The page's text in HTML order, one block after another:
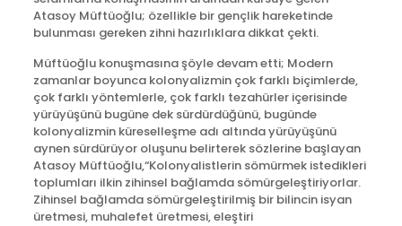
Atasoy Müftüoğlu; özellikle bir gençlik hareketinde
bulunması gereken zihni hazırlıklara dikkat çekti.
Müftüoğlu konuşmasına şöyle devam etti; Modern
zamanlar boyunca kolonyalizmin çok farklı biçimlerde,
çok farklı yöntemlerle, çok farklı tezahürler içerisinde
yürüyüşünü bugüne dek sürdürdüğünü, bugünde
kolonyalizmin küreselleşme adı altında yürüyüşünü
aynen sürdürüyor oluşunu belirterek sözlerine başlayan
Atasoy Müftüoğlu,“Kolonyalistlerin sömürmek istedikleri
toplumları ilkin zihinsel bağlamda sömürgeleştiriyorlar.
Zihinsel bağlamda sömürgeleştirilmiş bir bilincin isyan
üretmesi, muhalefet üretmesi, eleştiri